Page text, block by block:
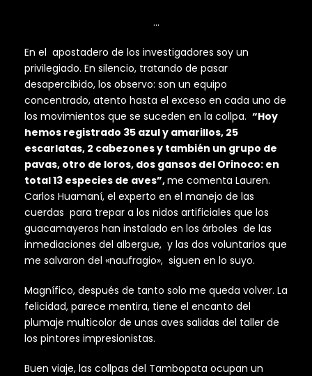
…
En el apostadero de los investigadores soy un
privilegiado. En silencio, tratando de pasar
desapercibido, los observo: son un equipo
concentrado, atento hasta el exceso en cada uno de
los movimientos que se suceden en la collpa. “Hoy
hemos registrado 35 azul y amarillos, 25
escarlatas, 2 cabezones y también un grupo de
pavas, otro de loros, dos gansos del Orinoco: en
total 13 especies de aves”,me comenta Lauren.
Carlos Huamaní, el experto en el manejo de las
cuerdas para trepar a los nidos artificiales que los
guacamayeros han instalado en los árboles de las
inmediaciones del albergue, y las dos voluntarios que
me salvaron del «naufragio», siguen en lo suyo.
Magnífico, después de tanto solo me queda volver. La
felicidad, parece mentira, tiene el encanto del
plumaje multicolor de unas aves salidas del taller de
los pintores impresionistas.
Buen viaje, las collpas del Tambopata ocupan un